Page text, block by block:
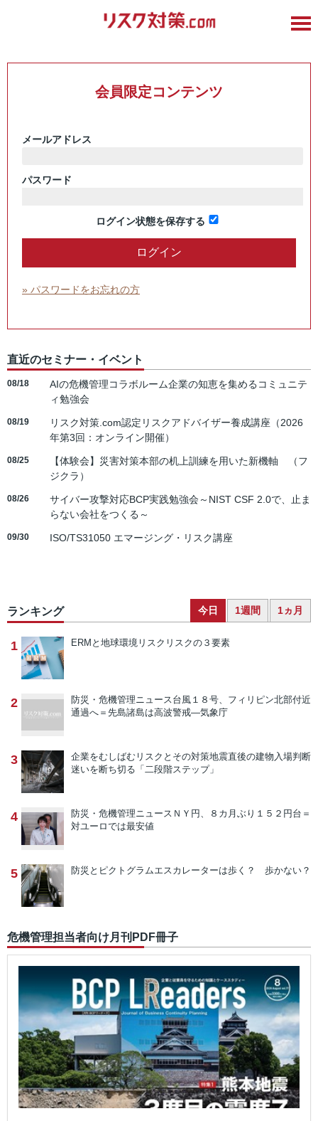
会員限定コンテンツ
メールアドレス
パスワード
ログイン状態を保存する
» パスワードをお忘れの方
直近のセミナー・イベント
08/18
AIの危機管理コラボルーム企業の知恵を集めるコミュニテ
ィ勉強会
08/19
リスク対策.com認定リスクアドバイザー養成講座（2026
年第3回：オンライン開催）
08/25
【体験会】災害対策本部の机上訓練を用いた新機軸 （フ
ジクラ）
08/26
サイバー攻撃対応BCP実践勉強会～NIST CSF 2.0で、止ま
らない会社をつくる～
09/30 ISO/TS31050 エマージング・リスク講座
ランキング 今日 1週間 1ヵ月
1 ERMと地球環境リスク リスクの３要素
2 防災・危機管理ニュース台風１８号、フィリピン北部付近
通過へ＝先島諸島は高波警戒―気象庁
3 企業をむしばむリスクとその対策地震直後の建物入場判断
迷いを断ち切る「二段階ステップ」
4 防災・危機管理ニュース ＮＹ円、８カ月ぶり１５２円台＝
対ユーロでは最安値
5 防災とピクトグラムエスカレーターは歩く？ 歩かない？
危機管理担当者向け月刊PDF冊子